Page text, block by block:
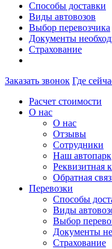
Способы доставки
Виды автовозов
Выбор перевозчика
Документы
Страхование
Заказать звонок Где
Расчет стоимости
О нас
О нас
Отзывы
Сотрудники
Наш автопарк
Реквизитная
Обратная
Перевозки
Способы
Виды
Выбор
Документы
Страхование